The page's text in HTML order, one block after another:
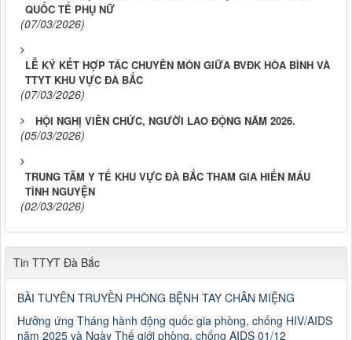
QUỐC TẾ PHỤ NỮ
(07/03/2026)
LỄ KÝ KẾT HỢP TÁC CHUYÊN MÔN GIỮA BVĐK HÒA BÌNH VÀ
TTYT KHU VỰC ĐÀ BẮC
(07/03/2026)
HỘI NGHỊ VIÊN CHỨC, NGƯỜI LAO ĐỘNG NĂM 2026.
(05/03/2026)
TRUNG TÂM Y TẾ KHU VỰC ĐÀ BẮC THAM GIA HIẾN MÁU
TÌNH NGUYỆN
(02/03/2026)
Tin TTYT Đà Bắc
BÀI TUYÊN TRUYỀN PHÒNG BỆNH TAY CHÂN MIỆNG
Hưởng ứng Tháng hành động quốc gia phòng, chống HIV/AIDS
năm 2025 và Ngày Thế giới phòng, chống AIDS 01/12